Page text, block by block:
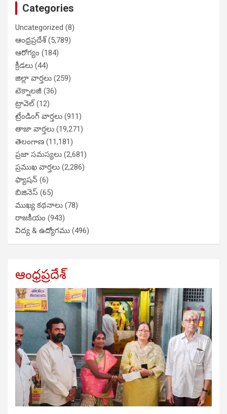
Categories
Uncategorized (8)
ఆంధ్రప్రదేశ్(5,789)
ఆరోగ్యం (184)
క్రీడలు (44)
జిల్లా వార్తలు (259)
టెక్నాలజీ (36)
ట్రావెల్(12)
ట్రేండింగ్ వార్తలు (911)
తాజా వార్తలు (19,271)
తెలంగాణ (11,181)
ప్రజా సమస్యలు (2,681)
ప్రముఖ వార్తలు (2,286)
ఫ్యాషన్ (6)
బిజినెస్ (65)
ముఖ్య కథనాలు (78)
రాజకీయం (943)
విద్య & ఉద్యోగము (496)
ఆంధ్రప్రదేశ్